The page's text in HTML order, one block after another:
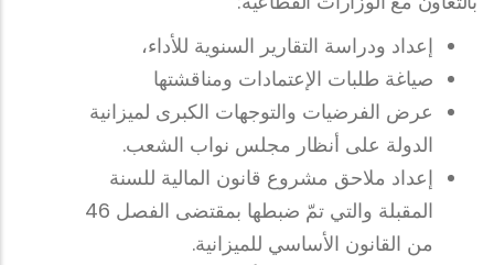
إعداد ودراسة التقارير السنوية للأداء،
صياغة طلبات الإعتمادات ومناقشتها
عرض الفرضيات والتوجهات الكبرى لميزانية
الدولة على أنظار مجلس نواب الشعب.
إعداد ملاحق مشروع قانون المالية للسنة
المقبلة والتي تمّ ضبطها بمقتضى الفصل 46
من القانون الأساسي للميزانية.